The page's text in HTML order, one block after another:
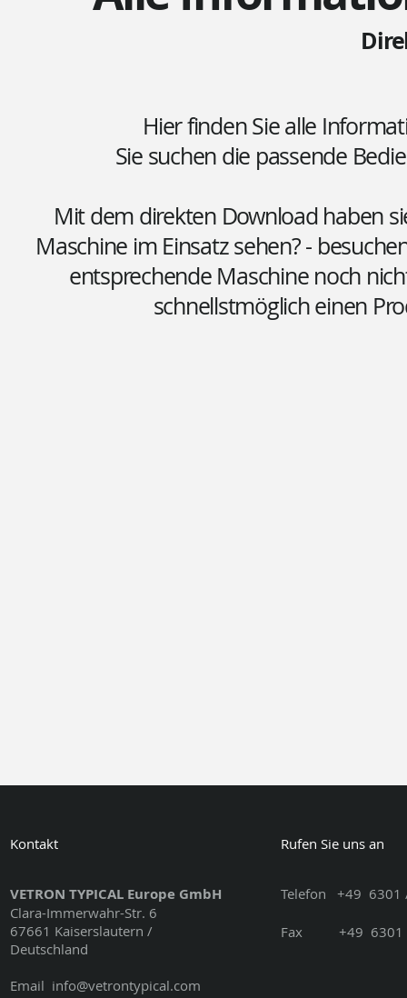
Hier finden Sie alle
Sie suchen die passende
Mit dem direkten Download haben
Maschine im Einsatz sehen? -
entsprechende Maschine noch
schnellstmöglich einen
Kontakt
VETRON TYPICAL Europe GmbH
Clara-Immerwahr-Str. 6
67661 Kaiserslautern /
Deutschland
Email info@vetrontypical.com
Rufen Sie uns an
Telefon +49 6301
Fax +49